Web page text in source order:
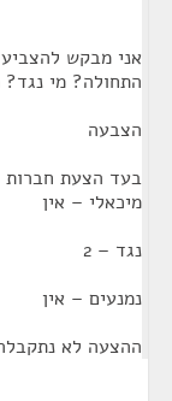
אני מבקש
התחולה? מי נגד?
הצבעה
בעד הצעת חברות
מיכאלי – אין
נגד – 2
נמנעים – אין
ההצעה לא